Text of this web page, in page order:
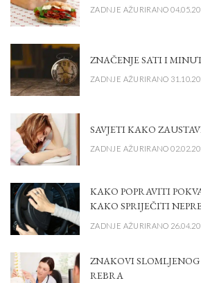
ZADNJE AŽURIRANO
ZNAČENJE SATI I
ZADNJE AŽURIRANO
SAVJETI KAKO
ZADNJE AŽURIRANO
KAKO POPRAVITI
KAKO SPRIJEČITI
ZADNJE AŽURIRANO
ZNAKOVI
REBRA